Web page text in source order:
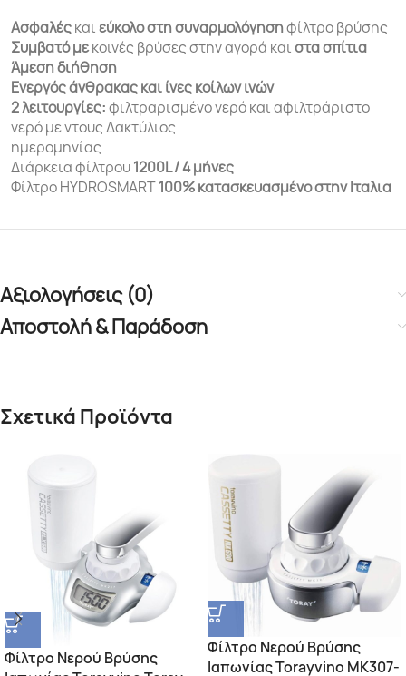
Ασφαλέςκαιεύκολο στη συναρμολόγησηφίλτρο βρύσης
Συμβατό μεκοινές βρύσες στην αγορά καιστα σπίτια
Άμεση διήθηση
Ενεργός άνθρακας και ίνες κοίλων ινών
2 ​​λειτουργίες:φιλτραρισμένο νερό και αφιλτράριστο
νερό με ντους Δακτύλιος
ημερομηνίας
Διάρκεια φίλτρου1200L / 4 μήνες
Φίλτρο HYDROSMART100%κατασκευασμένο στην Ιταλια
Αξιολογήσεις (0)
Αποστολή & Παράδοση
Σχετικά Προϊόντα
Φίλτρο Νερού Βρύσης
Φίλτρο Νερού Βρύσης
Ιαπωνίας Torayvino MK307-